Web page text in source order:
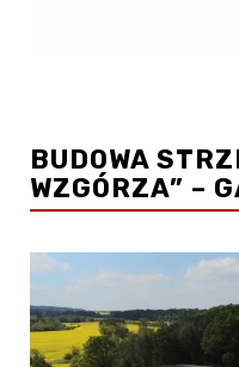
BUDOWA
WZGÓRZA” –